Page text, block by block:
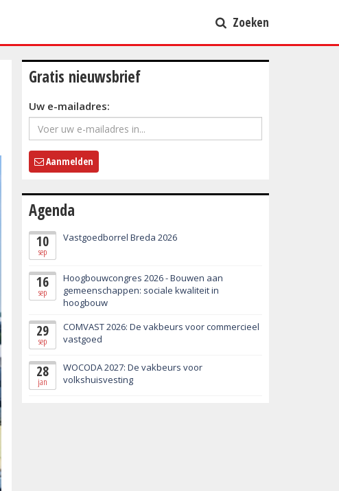
Zoeken
Gratis nieuwsbrief
Uw e-mailadres:
Aanmelden
Agenda
10
sep
Vastgoedborrel Breda 2026
16
sep
Hoogbouwcongres 2026 - Bouwen aan
gemeenschappen: sociale kwaliteit in
hoogbouw
29
sep
COMVAST 2026: De vakbeurs voor commercieel
vastgoed
28
jan
WOCODA 2027: De vakbeurs voor
volkshuisvesting